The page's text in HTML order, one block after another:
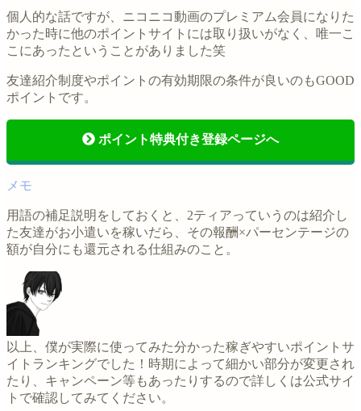
個人的な話ですが、ニコニコ動画のプレミアム会員になりた
かった時に他のポイントサイトには取り扱いがなく、唯一こ
こにあったということがありました笑
友達紹介制度やポイントの有効期限の条件が良いのもGOOD
ポイントです。
ポイント特典付き登録ページへ
用語の補足説明をしておくと、2ティアっていうのは紹介し
た友達がお小遣いを稼いだら、その報酬×パーセンテージの
額が自分にも還元される仕組みのこと。
以上、僕が実際に使ってみた分かった稼ぎやすいポイントサ
イトランキングでした！時期によって細かい部分が変更され
たり、キャンペーン等もあったりするので詳しくは公式サイ
トで確認してみてください。